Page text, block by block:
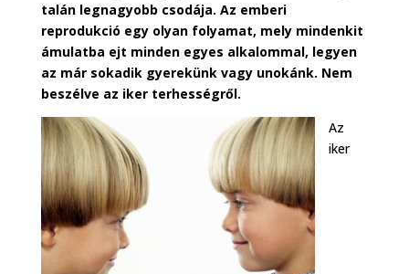
talán legnagyobb csodája. Az emberi
reprodukció egy olyan folyamat, mely mindenkit
ámulatba ejt minden egyes alkalommal, legyen
az már sokadik gyerekünk vagy unokánk. Nem
beszélve az iker terhességről.
Az
iker